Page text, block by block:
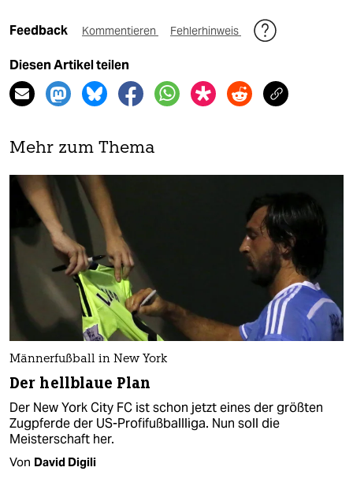
Feedback Kommentieren Fehlerhinweis
Diesen Artikel teilen
Mehr zum Thema
Männerfußball in New York
Der hellblaue Plan
Der New York City FC ist schon jetzt eines der größten
Zugpferde der US-Profifußballliga. Nun soll die
Meisterschaft her.
Von David Digili